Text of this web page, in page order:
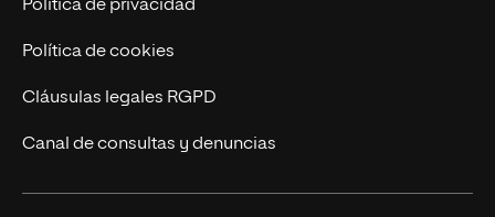
Política de privacidad
Política de cookies
Cláusulas legales RGPD
Canal de consultas y denuncias